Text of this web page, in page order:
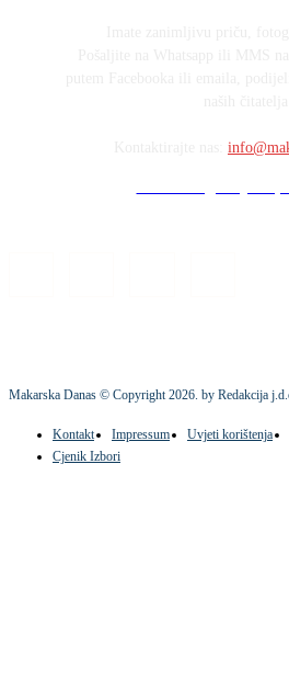
Makarska Danas © Copyright2026. by Redakcija
Kontakt Impressum Uvjeti korištenja
Cjenik Izbori